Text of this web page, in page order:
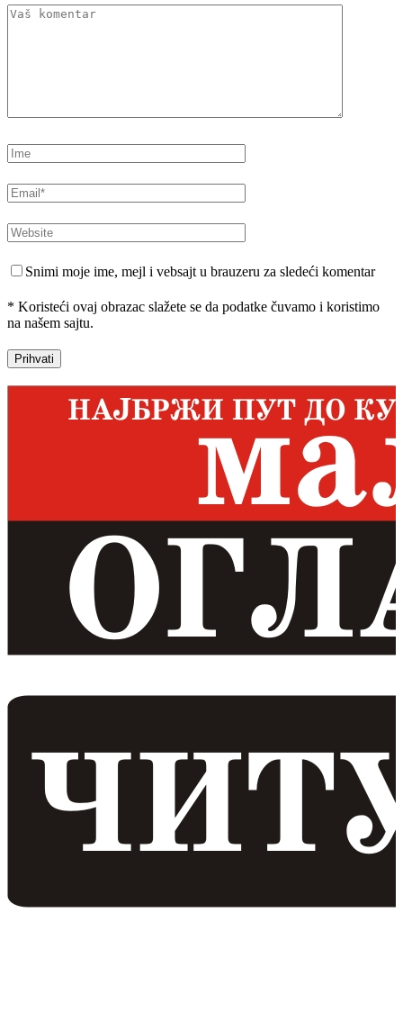
Snimi moje ime, mejl i vebsajt u brauzeru za sledeći komentar
* Koristeći ovaj obrazac slažete se da podatke čuvamo i koristimo
na našem sajtu.